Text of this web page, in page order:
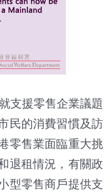
支援零售企業議題
民的消費習慣及訪
零售業面臨重大挑
退租情況，有關政
型零售商戶提供支